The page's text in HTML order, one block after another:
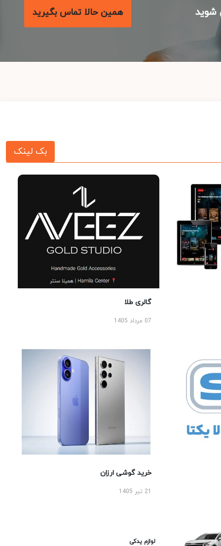
همین حالا تماس بگیرید
بک لینک
گالری طلا
07 مرداد 1405
خرید گوشی ارزان
لوازم یدکی